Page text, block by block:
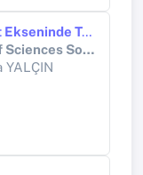
Üretim Ve Dış Ticaret Ekseninde Türkiye’deki Yağlı Tohum Tarımının Yetkinliği (2002-2017)
Eurasian Academy of Sciences Social Sciences Journal
YALÇIN